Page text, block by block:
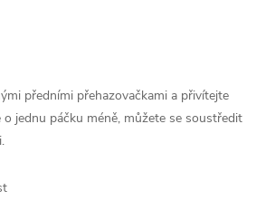
předními přehazovačkami a přivítejte
jednu páčku méně, můžete se soustředit